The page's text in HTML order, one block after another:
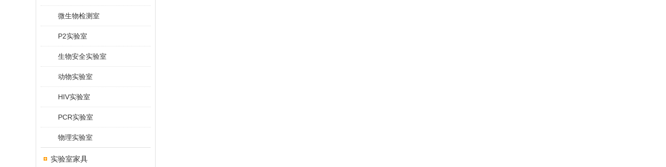
微生物检测室
P2实验室
生物安全实验室
动物实验室
HIV实验室
PCR实验室
物理实验室
实验室家具